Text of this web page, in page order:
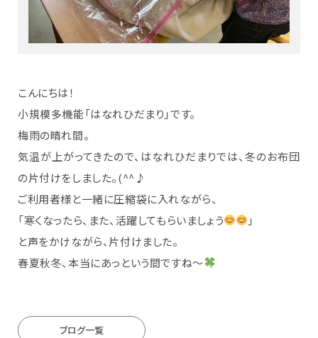
こんにちは！
小規模多機能「はなれひだまり」です。
梅雨の晴れ間。
気温が上がってきたので、はなれひだまりでは、冬のお布団
の片付けをしました。(^^♪
ご利用者様と一緒に圧縮袋に入れながら、
「寒くなったら、また、活躍してもらいましょう
」
と声をかけながら、片付けました。
春夏秋冬、本当にあっという間ですね～
ブログ一覧